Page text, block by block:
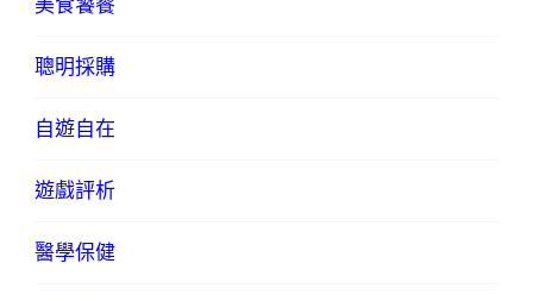
美食饕餮
聰明採購
自遊自在
遊戲評析
醫學保健